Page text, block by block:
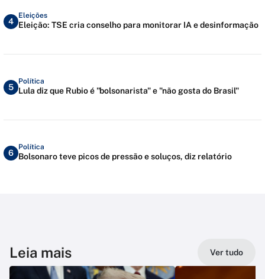
4
Eleições
Eleição: TSE cria conselho para monitorar IA e desinformação
5
Política
Lula diz que Rubio é "bolsonarista" e "não gosta do Brasil"
6
Política
Bolsonaro teve picos de pressão e soluços, diz relatório
Leia mais Ver tudo